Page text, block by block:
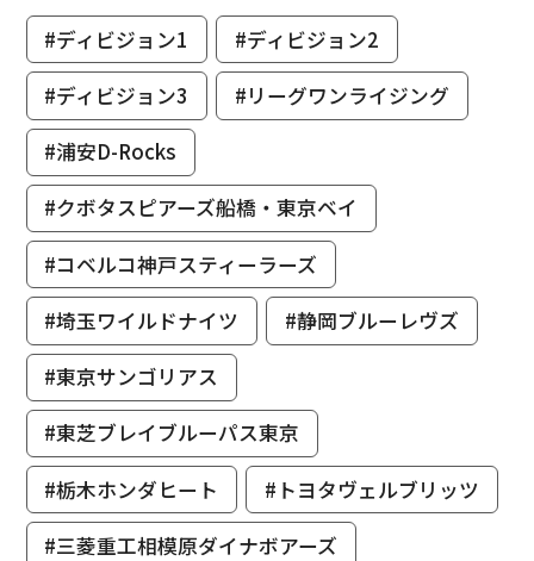
#ディビジョン1
#ディビジョン2
#ディビジョン3
#リーグワンライジング
#浦安D-Rocks
#クボタスピアーズ船橋・東京ベイ
#コベルコ神戸スティーラーズ
#埼玉ワイルドナイツ
#静岡ブルーレヴズ
#東京サンゴリアス
#東芝ブレイブルーパス東京
#栃木ホンダヒート
#トヨタヴェルブリッツ
#三菱重工相模原ダイナボアーズ